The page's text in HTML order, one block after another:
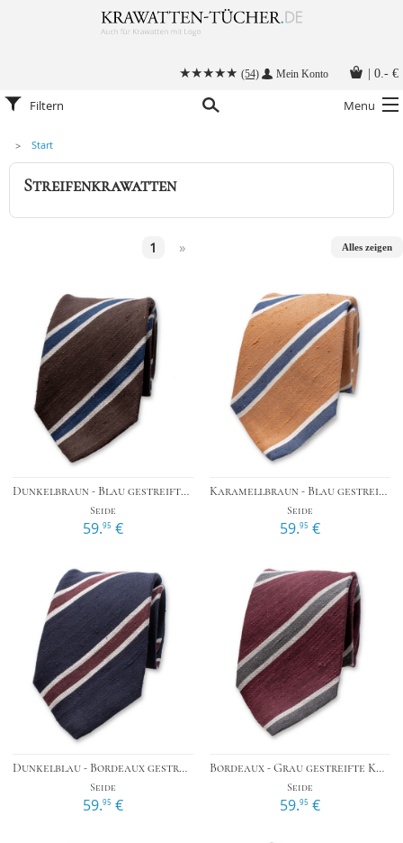
(54) Mein Konto 0.- €
Menu
Filtern
Krawatten
Alle Accessoires
Stoffmasken
Anleitungen
Kontakt
Start
Streifenkrawatten
1 » Alles zeigen
Dunkelbraun - Blau gestreifte Krawatte - Italienische Seide
Seide
59.95 €
Karamellbraun - Blau gestreifte Krawatte - Italienische Seide
Seide
59.95 €
Dunkelblau - Bordeaux gestreifte Krawatte - Italienische Seide
Seide
59.95 €
Bordeaux - Grau gestreifte Krawatte - Italienische Seide
Seide
59.95 €